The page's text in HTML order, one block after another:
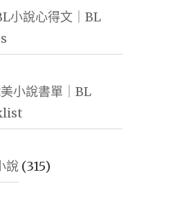
小說心得文｜BL
小說書單｜BL
說(315)